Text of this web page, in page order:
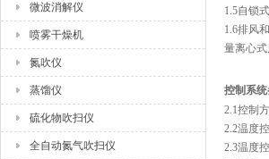
微波消解仪
喷雾干燥机
氮吹仪
蒸馏仪
硫化物吹扫仪
全自动氮气吹扫仪
1.5自锁
1.6排风
量离心
控制系统
2.1控制
2.2温度
2.3温度